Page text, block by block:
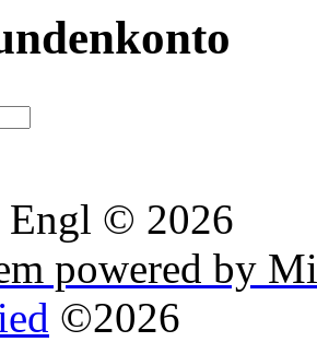
Engl © 2026
powered by
©2026